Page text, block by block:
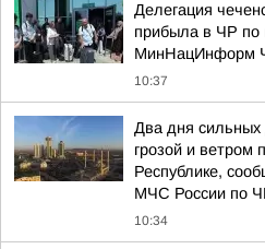
Делегация
прибыла в ЧР по
МинНацИнформ
10:37
Два дня сильных
грозой и ветром
Республике,
МЧС России по
10:34